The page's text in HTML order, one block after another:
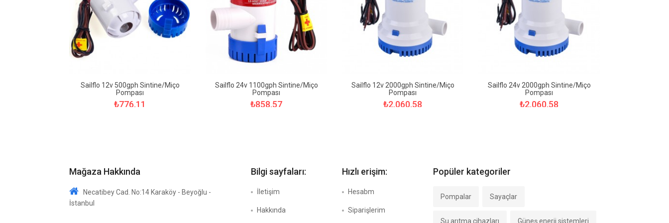
Sailflo 12v 500gph Sintine/Miço
Pompası
₺776,11
Sailflo 24v 1100gph Sintine/Miço
Pompası
₺858,57
Sailflo 12v 2000gph Sintine/Miço
Pompası
₺2.060,58
Sailflo 24v 2000gph Sintine/Miço
Pompası
₺2.060,58
Mağaza Hakkında
Necatibey Cad. No:14 Karaköy - Beyoğlu -
İstanbul
Bilgi sayfaları:
İletişim
Hakkında
Hızlı erişim:
Hesabm
Siparişlerim
Popüler kategoriler
Pompalar Sayaçlar
Su arıtma cihazları Güneş enerji sistemleri